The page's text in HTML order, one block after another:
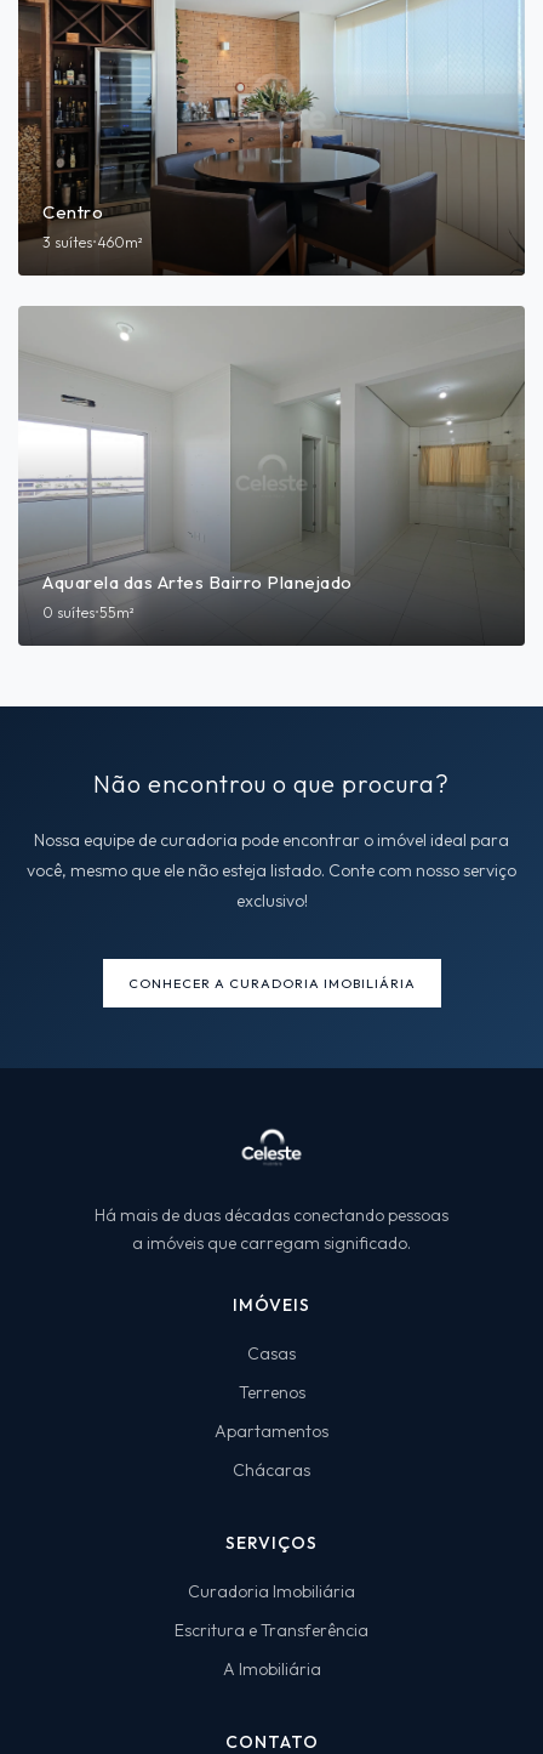
Centro
3 suítes•460m²
Aquarela das Artes Bairro Planejado
0 suítes•55m²
Não encontrou o que procura?
Nossa equipe de curadoria pode encontrar o imóvel ideal para
você, mesmo que ele não esteja listado. Conte com nosso serviço
exclusivo!
CONHECER A CURADORIA IMOBILIÁRIA
Há mais de duas décadas conectando pessoas
a imóveis que carregam significado.
IMÓVEIS
Casas
Terrenos
Apartamentos
Chácaras
SERVIÇOS
Curadoria Imobiliária
Escritura e Transferência
A Imobiliária
CONTATO